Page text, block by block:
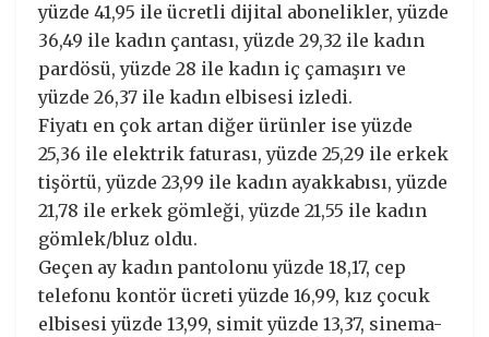
yüzde 41,95 ile ücretli dijital abonelikler, yüzde
36,49 ile kadın çantası, yüzde 29,32 ile kadın
pardösü, yüzde 28 ile kadın iç çamaşırı ve
yüzde 26,37 ile kadın elbisesi izledi.
Fiyatı en çok artan diğer ürünler ise yüzde
25,36 ile elektrik faturası, yüzde 25,29 ile erkek
tişörtü, yüzde 23,99 ile kadın ayakkabısı, yüzde
21,78 ile erkek gömleği, yüzde 21,55 ile kadın
gömlek/bluz oldu.
Geçen ay kadın pantolonu yüzde 18,17, cep
telefonu kontör ücreti yüzde 16,99, kız çocuk
elbisesi yüzde 13,99, simit yüzde 13,37, sinema-